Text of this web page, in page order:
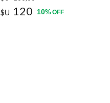
$U 120 10%OFF